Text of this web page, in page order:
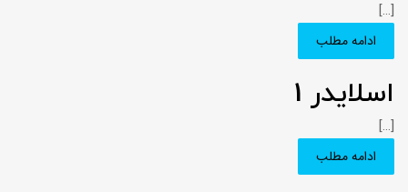
[...]
ادامه مطلب
اسلایدر 1
[...]
ادامه مطلب